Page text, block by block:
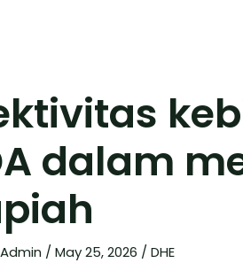
dalam
Admin / May 25, 2026 / DHE